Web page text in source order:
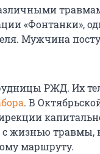
«Фонтанки»,
Мужчина
РЖД. Их
. В
жизнью травмы,
маршруту.